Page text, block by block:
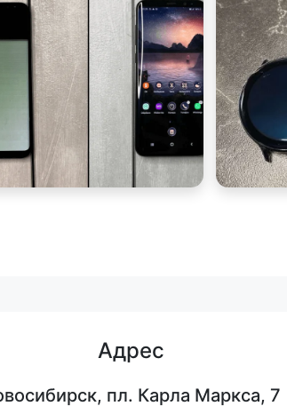
Адрес
пл. Карла Маркса, 7